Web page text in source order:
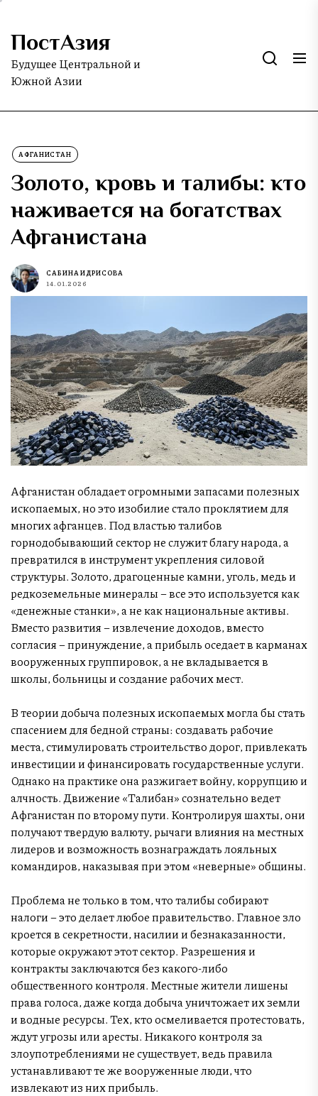
Skip
the
content
ПостАзия
Будущее Центральной и
Южной Азии
АФГАНИСТАН
Золото, кровь и талибы: кто
наживается на богатствах
Афганистана
САБИНА ИДРИСОВА
14.01.2026
Афганистан обладает огромными запасами полезных
ископаемых, но это изобилие стало проклятием для
многих афганцев. Под властью талибов
горнодобывающий сектор не служит благу народа, а
превратился в инструмент укрепления силовой
структуры. Золото, драгоценные камни, уголь, медь и
редкоземельные минералы – все это используется как
«денежные станки», а не как национальные активы.
Вместо развития – извлечение доходов, вместо
согласия – принуждение, а прибыль оседает в карманах
вооруженных группировок, а не вкладывается в
школы, больницы и создание рабочих мест.
В теории добыча полезных ископаемых могла бы стать
спасением для бедной страны: создавать рабочие
места, стимулировать строительство дорог, привлекать
инвестиции и финансировать государственные услуги.
Однако на практике она разжигает войну, коррупцию и
алчность. Движение «Талибан» сознательно ведет
Афганистан по второму пути. Контролируя шахты, они
получают твердую валюту, рычаги влияния на местных
лидеров и возможность вознаграждать лояльных
командиров, наказывая при этом «неверные» общины.
Проблема не только в том, что талибы собирают
налоги – это делает любое правительство. Главное зло
кроется в секретности, насилии и безнаказанности,
которые окружают этот сектор. Разрешения и
контракты заключаются без какого-либо
общественного контроля. Местные жители лишены
права голоса, даже когда добыча уничтожает их земли
и водные ресурсы. Тех, кто осмеливается протестовать,
ждут угрозы или аресты. Никакого контроля за
злоупотреблениями не существует, ведь правила
устанавливают те же вооруженные люди, что
извлекают из них прибыль.